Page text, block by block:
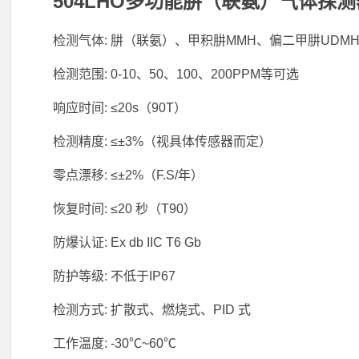
检测气体: 肼（联氨）、甲积肼MMH、偏二甲肼UDMH
检测范围: 0-10、50、100、200PPM等可选
响应时间: ≤20s（90T）
检测精度: ≤±3%（视具体传感器而定）
零点漂移: ≤±2%（F.S/年）
恢复时间: ≤20 秒（T90）
防爆认证: Ex db IIC T6 Gb
防护等级: 不低于IP67
检测方式: 扩散式、燃烧式、PID 式
工作温度: -30℃~60℃